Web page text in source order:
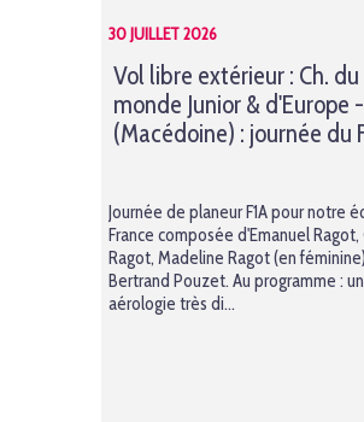
30 JUILLET 2026
Vol libre extérieur : Ch. du
monde Junior & d'Europe
(Macédoine) : journée du
Journée de planeur F1A pour notre
France composée d'Emanuel Ragot,
Ragot, Madeline Ragot (en
Bertrand Pouzet. Au programme :
aérologie très di...